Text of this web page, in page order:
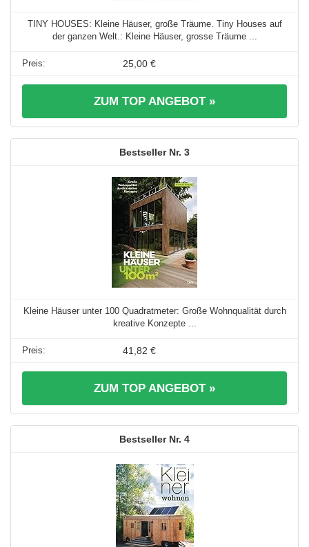
TINY HOUSES: Kleine Häuser, große Träume. Tiny Houses auf
der ganzen Welt.: Kleine Häuser, grosse Träume ...
25,00 €
ZUM TOP ANGEBOT »
3
Kleine Häuser unter 100 Quadratmeter: Große Wohnqualität durch
kreative Konzepte ...
41,82 €
ZUM TOP ANGEBOT »
4